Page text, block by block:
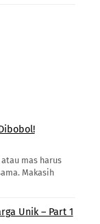
mas harus
Makasih
Unik – Part 1